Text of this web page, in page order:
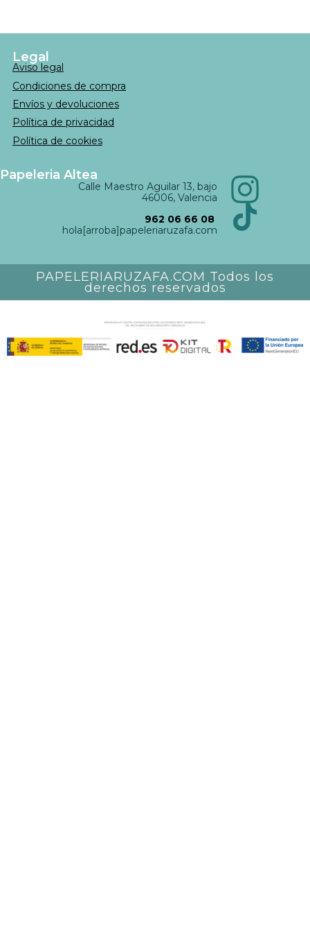
Legal
Aviso legal
Condiciones de compra
Envíos y devoluciones
Política de privacidad
Política de cookies
Papeleria Altea
Calle Maestro Aguilar 13, bajo
46006, Valencia
962 06 66 08
hola[arroba]papeleriaruzafa.com
PAPELERIARUZAFA.COM Todos los
derechos reservados